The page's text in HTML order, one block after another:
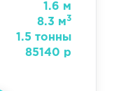
1.6 м
8.3 м3
1.5 тонны
85140 р